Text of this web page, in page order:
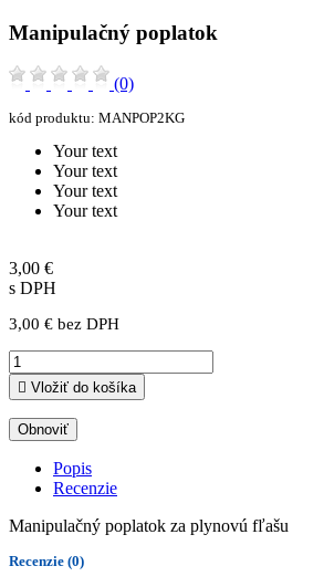
Manipulačný poplatok
(0)
kód produktu: MANPOP2KG
Your text
Your text
Your text
Your text
3,00 €
s DPH
3,00 € bez DPH
 Vložiť do košíka
Popis
Recenzie
Manipulačný poplatok za plynovú fľašu
Recenzie (0)